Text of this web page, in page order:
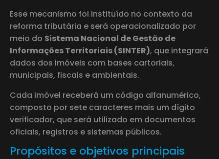
Esse mecanismo foi instituído no contexto da
reforma tributária e será operacionalizado por
meio do Sistema Nacional de Gestão de
Informações Territoriais (SINTER), que integrará
dados dos imóveis com bases cartoriais,
municipais, fiscais e ambientais.
Cada imóvel receberá um código alfanumérico,
composto por sete caracteres mais um dígito
verificador, que será utilizado em documentos
oficiais, registros e sistemas públicos.
Propósitos e objetivos principais